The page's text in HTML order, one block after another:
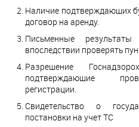
Наличие подтверждающих
договор на аренду.
Письменные
впоследствии проверять
Разрешение
подтверждающие
регистрации.
Свидетельство о
постановки на учет ТС